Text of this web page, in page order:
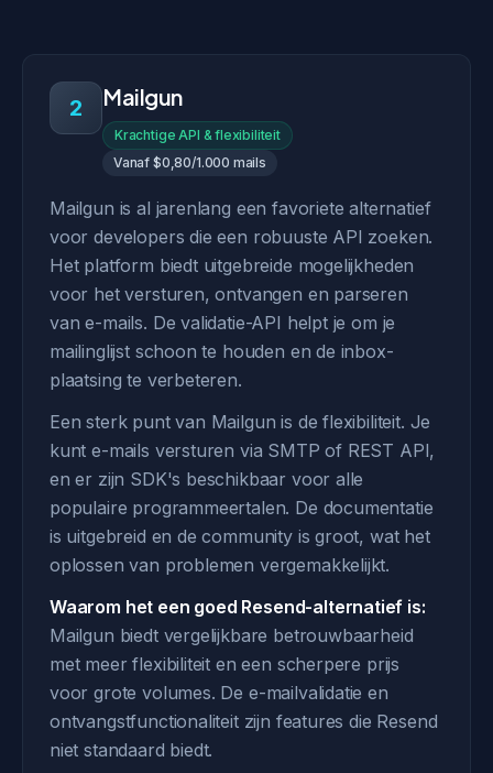
2 Mailgun
Krachtige API & flexibiliteit
Vanaf $0,80/1.000 mails
Mailgun is al jarenlang een favoriete alternatief
voor developers die een robuuste API zoeken.
Het platform biedt uitgebreide mogelijkheden
voor het versturen, ontvangen en parseren
van e-mails. De validatie-API helpt je om je
mailinglijst schoon te houden en de inbox-
plaatsing te verbeteren.
Een sterk punt van Mailgun is de flexibiliteit. Je
kunt e-mails versturen via SMTP of REST API,
en er zijn SDK's beschikbaar voor alle
populaire programmeertalen. De documentatie
is uitgebreid en de community is groot, wat het
oplossen van problemen vergemakkelijkt.
Waarom het een goed Resend-alternatief is:
Mailgun biedt vergelijkbare betrouwbaarheid
met meer flexibiliteit en een scherpere prijs
voor grote volumes. De e-mailvalidatie en
ontvangstfunctionaliteit zijn features die Resend
niet standaard biedt.